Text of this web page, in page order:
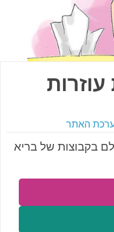
האתר
בקבוצות של בריא